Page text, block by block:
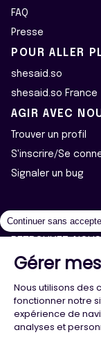
FAQ
Presse
POUR ALLER
shesaid.so
shesaid.so France
AGIR AVEC
Trouver un profil
S'inscrire/Se
Signaler un bug
2026
Continuer sans
Gérer
Nous utilisons des
fonctionner notre
expérience de
analyses et